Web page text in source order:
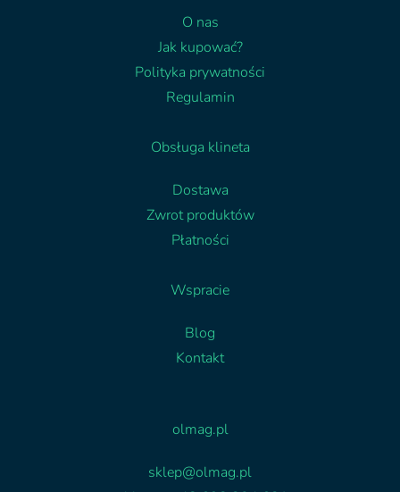
O nas
Jak kupować?
Polityka prywatności
Regulamin
Obsługa klineta
Dostawa
Zwrot produktów
Płatności
Wspracie
Blog
Kontakt
olmag.pl
sklep@olmag.pl